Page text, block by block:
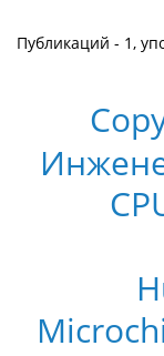
Публикаций - 1,